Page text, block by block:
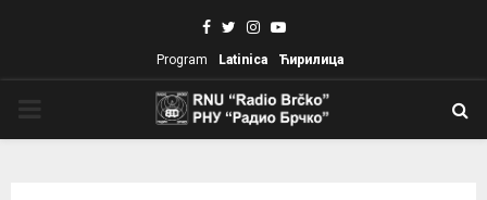
Facebook
TwitterInstagram
Youtube
Program Latinica Ћирилица